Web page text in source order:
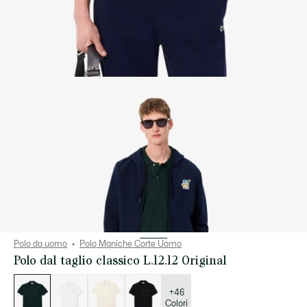
Polo da uomo Polo Maniche Corte Uomo
Polo dal taglio classico L.12.12 Original
delle
varianti
+46
Colori